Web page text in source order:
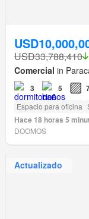
USD33,788,410
Comercial in
3 5
Espacio para oficina
Hace 18 horas 5
DOOMOS
Actualizado